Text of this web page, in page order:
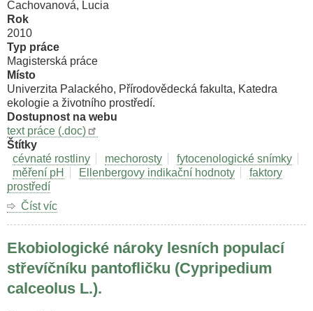
výskytem
perspektivy
a
vyhlášení
chráněných
území).
Cachovanová, Lucia
Rok
2010
Typ práce
Magisterská práce
Místo
Univerzita Palackého, Přírodovědecká fakulta, Katedra
ekologie a životního prostředí.
Dostupnost na webu
text práce (.doc)
Štítky
cévnaté rostliny
mechorosty
fytocenologické snímky
měření pH
Ellenbergovy indikační hodnoty
faktory
prostředí
Číst víc
pastvín
lúk
v
Ekobiologické nároky lesních populací
střevíčníku pantofličku (Cypripedium
calceolus L.).